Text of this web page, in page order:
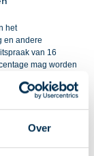
Over
het
en andere
van 16
mag worden
Personen die
Tegen deze